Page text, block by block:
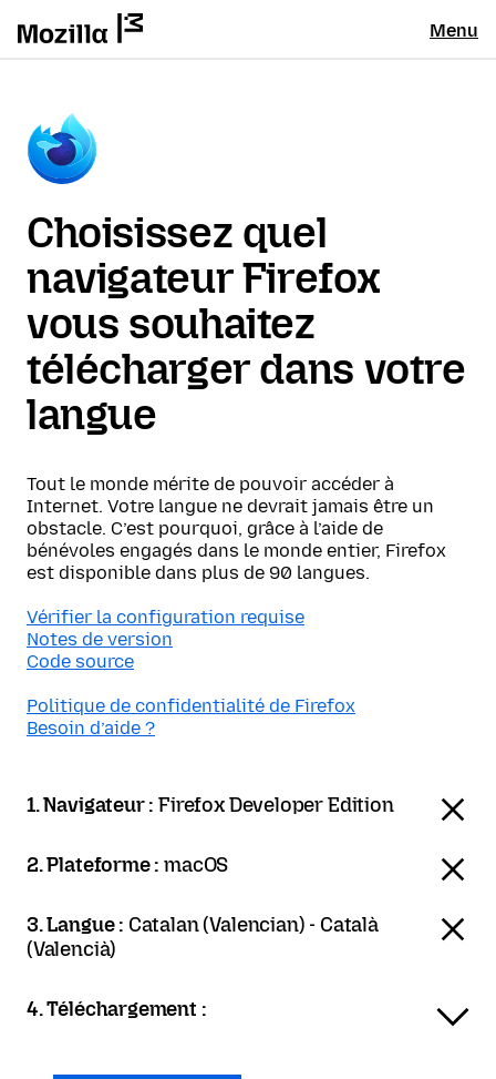
Menu
Choisissez quel
navigateur Firefox
vous souhaitez
télécharger dans votre
langue
Tout le monde mérite de pouvoir accéder à
Internet. Votre langue ne devrait jamais être un
obstacle. C’est pourquoi, grâce à l’aide de
bénévoles engagés dans le monde entier, Firefox
est disponible dans plus de 90 langues.
Vérifier la configuration requise
Notes de version
Code source
Politique de confidentialité de Firefox
Besoin d’aide ?
1. Navigateur :Firefox Developer Edition
2. Plateforme :macOS
3. Langue : Catalan (Valencian) - Català
(Valencià)
4. Téléchargement :